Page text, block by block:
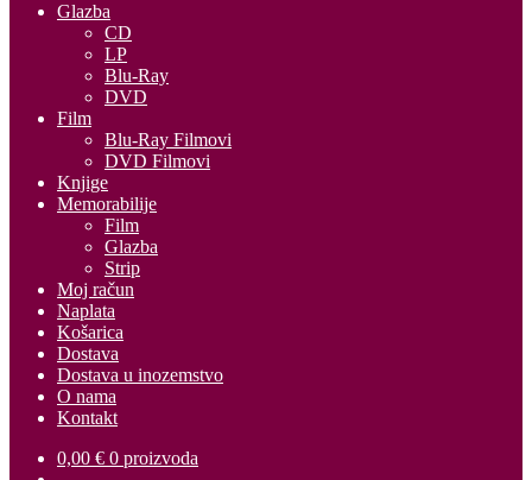
Glazba
CD
LP
Blu-Ray
DVD
Film
Blu-Ray Filmovi
DVD Filmovi
Knjige
Memorabilije
Film
Glazba
Strip
Moj račun
Naplata
Košarica
Dostava
Dostava u inozemstvo
O nama
Kontakt
0,00 € 0 proizvoda